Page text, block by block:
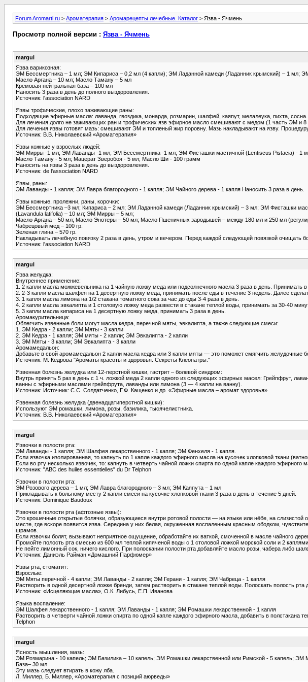
Forum Aromarti.ru > Ароматерапия > Аромарецепты лечебные. Каталог > Язва - Ячмень
Просмотр полной версии : Язва - Ячмень
margul
Язва варикозная:
ЭМ Бессмертника – 1 мл; ЭМ Кипариса – 0,2 мл (4 капли); ЭМ Ладанной камеди (Ладанник крымский) – 1 мл;
Масло Аргана – 10 мл; Масло Таману – 5 мл
Кремовая нейтральная база – 100 мл
Наносить 3 раза в день до полного выздоровления.
Источник: l'association NARD
Язвы трофические, плохо заживающие раны:
Подходящие эфирные масла: лаванда, гвоздика, монарда, розмарин, шалфей, каяпут, мелалеука, пихта, сосна.
Для лечения долго не заживающих ран и трофических язв эфирное масло смешивают с медом (1 часть ЭМ и 8
Для лечения язвы готовят мазь: смешивают ЭМ и топленый жир поровну. Мазь накладывают на язву.
Источник: В.В. Николаевский «Ароматерапия»
Язвы кожные у взрослых людей:
ЭМ Мирры -1 мл; ЭМ Лаванды -1 мл; ЭМ Бессмертника -1 мл; ЭМ Фисташки мастичной (Lentiscus Pistacia) - 1
Масло Таману - 5 мл; Мацерат Зверобоя - 5 мл; Масло Ши - 100 грамм
Наносить на язвы 3 раза в день до выздоровления.
Источник: de l'association NARD
Язвы, раны:
ЭМ Лаванды - 1 капля; ЭМ Лавра благородного - 1 капля; ЭМ Чайного дерева - 1 капля Наносить 3 раза в день.
Язвы кожные, пролежни, раны, корочки:
ЭМ Бессмертника –3 мл; Кипариса – 2 мл; ЭМ Ладанной камеди (Ладанник крымский) – 3 мл; ЭМ Фисташки
(Lavandula latifolia) – 10 мл; ЭМ Мирры – 5 мл;
Масло Аргана – 50 мл; Масло Энотеры – 50 мл; Масло Пшеничных зародышей – между 180 мл и 250 мл
Чабрецовый мед – 100 гр.
Зеленая глина – 570 гр.
Накладывать лечебную повязку 2 раза в день, утром и вечером. Перед каждой следующей повязкой очищать
Источник: l'association NARD
margul
Язва желудка:
Внутреннее применение:
1. 2 капли масла можжевельника на 1 чайную ложку меда или подсолнечного масла 3 раза в день.
2. 2-3 капли масла шалфея на 1 десертную ложку меда, принимать после еды в течение 3 недель. Далее
3. 1 капля масла лимона на 1/2 стакана томатного сока за час до еды 3-4 раза в день.
4. 2 капли масла эвкалипта и 1 столовую ложку меда развести в стакане теплой воды, принимать за 30-40
5. 3 капли масла кипариса на 1 десертную ложку меда, принимать 3 раза в день.
Аромакурительница:
Облегчить язвенные боли могут масла кедра, перечной мяты, эвкалипта, а также следующие смеси:
1. ЭМ Кедра - 2 капли; ЭМ Мяты - 3 капли
2. ЭМ Кедра - 1 капля; ЭМ мяты - 2 капли; ЭМ Эвкалипта - 2 капли
3. ЭМ Мяты - 3 капли; ЭМ Эвкалипта - 3 капли
Аромамедальон:
Добавьте в свой аромамедальон 2 капли масла кедра или 3 капли мяты — это поможет смягчить желудочные
Источник: М. Кедрова "Ароматы красоты и здоровья. Секреты Клеопатры."
Язвенная болезнь желудка или 12-перстной кишки, гастрит – болевой синдром:
Внутрь принять 5 раз в день с 1 ч. ложкой меда 2 капли одного из следующих эфирных масел: Грейпфрут,
ванны с эфирными маслами грейпфрута, лаванды или лимона (3 — 4 капли на ванну).
Источник: Источник: С.С. Солдатченко, Г.Ф. Кащенко и др. «Эфирные масла – аромат здоровья»
Язвенная болезнь желудка (двенадцатиперстной кишки):
Используют ЭМ ромашки, лимона, розы, базилика, тысячелистника.
Источник: В.В. Николаевский «Ароматерапия»
margul
Язвочки в полости рта:
ЭМ Лаванды - 1 капля; ЭМ Шалфея лекарственного - 1 капля; ЭМ Фенхеля - 1 капля.
Если язвочка изолированная, то капнуть по 1 капле каждого эфирного масла на кусочек хлопковой ткани
Если во рту несколько язвочек, то: капнуть в четверть чайной ложки спирта по одной капле каждого
Источник: "ABC des huiles essentielles" du Dr Telphon
Язвочки в полости рта:
ЭМ Розового дерева – 1 мл; ЭМ Лавра благородного – 3 мл; ЭМ Каяпута – 1 мл
Прикладывать к больному месту 2 капли смеси на кусочке хлопковой ткани 3 раза в день в течение 5 дней.
Источник: Dominique Baudoux
Язвочки в полости рта (афтозные язвы):
Это крошечные открытые болячки, образующиеся внутри ротовой полости — на языке или нёбе, на
месте, где вскоре появится язва. Середина у них белая, окруженная вос­паленным красным ободком,
шра­мов.
Если язвочки болят, вызывают неприят­ное ощущение, обработайте их ваткой, смо­ченной в масле чайного
Промойте полость рта смесью из 600 мл теплой кипяченой воды с 1 столовой ложкой морской соли и 2
Не пейте лимонный сок, ничего кислого. При полоскании полости рта добавляйте мас­ло розы, чабера либо
Источник: Даниэль Райман «Домашний Парфюмер»
Язвы рта, стоматит:
Взрослые:
ЭМ Мяты перечной - 4 капли; ЭМ Лаванды - 2 капли; ЭМ Герани - 1 капля; ЭМ Чабреца - 1 капля
Растворить в одной десертной ложке бренди, затем растворить в стакане теплой воды. Полоскать полость рта
Источник: «Исцеляющие масла», О.К. Либусь, Е.П. Иванова
Языка воспаление:
ЭМ Шалфея лекарственного - 1 капля; ЭМ Лаванды - 1 капля; ЭМ Ромашки лекарственной - 1 капля
Растворить в четверти чайной ложки спирта по одной капле каждого эфирного масла, добавить в
Telphon
margul
Ясность мышления, мазь:
ЭМ Розмарина - 10 капель; ЭМ Базилика – 10 капель; ЭМ Ромашки лекарственной или Римской - 5 капель; ЭМ
База– 30 мл
Эту мазь следует втирать в кожу лба.
Л. Миллер, Б. Миллер, «Ароматерапия с позиций аюрведы»